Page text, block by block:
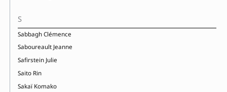
S
Sabbagh Clémence
Saboureault Jeanne
Safirstein Julie
Saito Rin
Sakaï Komako